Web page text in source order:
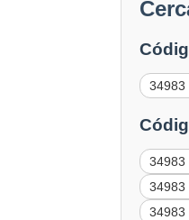
34983
34983
34983
34983